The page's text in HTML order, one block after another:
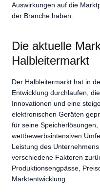
Auswirkungen auf die
der Branche haben.
Die aktuelle
Halbleitermarkt
Der Halbleitermarkt hat in
Entwicklung durchlaufen,
Innovationen und eine
elektronischen Geräten
für seine
wettbewerbsintensiven
Leistung des
verschiedene Faktoren
Produktionsengpässe,
Marktentwicklung.